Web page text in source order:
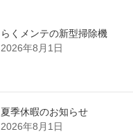
らくメンテの新型掃除機
2026年8月1日
夏季休暇のお知らせ
2026年8月1日